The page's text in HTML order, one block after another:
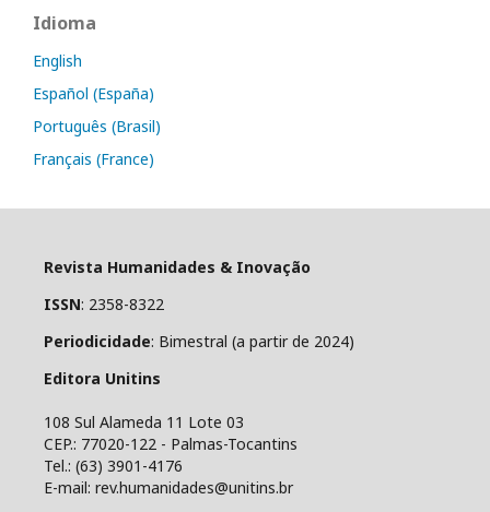
Idioma
English
Español (España)
Português (Brasil)
Français (France)
Revista Humanidades & Inovação
ISSN: 2358-8322
Periodicidade: Bimestral (a partir de 2024)
Editora Unitins
108 Sul Alameda 11 Lote 03
CEP.: 77020-122 - Palmas-Tocantins
Tel.: (63) 3901-4176
E-mail: rev.humanidades@unitins.br